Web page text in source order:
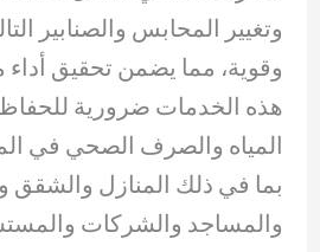
وتغيير المحابس والصنابير
وقوية، مما يضمن تحقيق أداء
هذه الخدمات ضرورية
المياه والصرف الصحي في
بما في ذلك المنازل والشقق
والمساجد والشركات